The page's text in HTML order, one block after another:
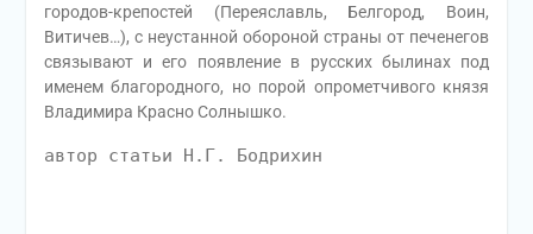
городов-крепостей (Переяславль, Белгород, Воин,
Витичев…), с неустанной обороной страны от печенегов
связывают и его появление в русских былинах под
именем благородного, но порой опрометчивого князя
Владимира Красно Солнышко.
автор статьи Н.Г. Бодрихин